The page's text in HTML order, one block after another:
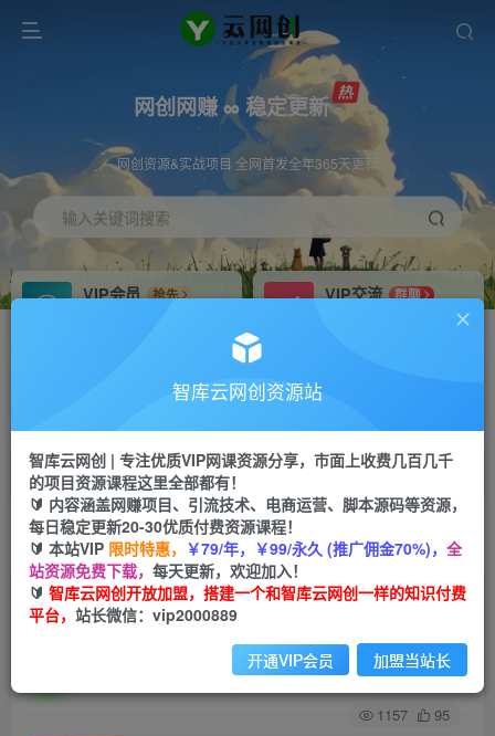
网创网赚 ∞ 稳定更新
网创资源&实战项目 全网首发全年365天更新
输入关键词搜索
VIP会员
抢先
VIP交流
群聊
研究探讨更多创业项目路子。
会员专属推广链接
网赚网创 项目
365天稳定跟新
APP下载
GO
首页 会员免费 正文
低门槛易操作的项目， 通过古诗朗诵直播赚取佣
金，低门槛月收益万元【视频教程】
关注 私信
1157 95
智库云网创资源站
智库云网创 | 专注优质VIP网课资源分享，市面上收费几百几千
的项目资源课程这里全部都有！
🔰 内容涵盖网赚项目、引流技术、电商运营、脚本源码等资源，
每日稳定更新20-30优质付费资源课程！
🔰 本站VIP 限时特惠， ￥79/年，￥99/永久 (推广佣金70%)， 全
站资源免费下载， 每天更新，欢迎加入！
🔰 智库云网创开放加盟，搭建一个和智库云网创一样的知识付费
平台， 站长微信：vip2000889
开通VIP会员 加盟当站长